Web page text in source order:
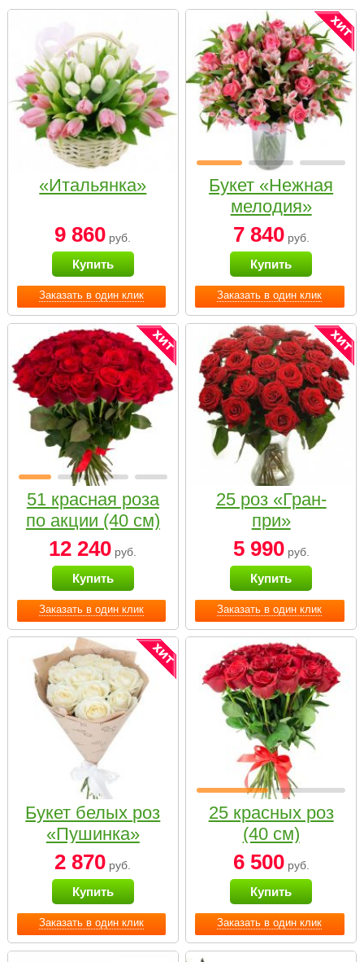
Заказать в один клик
«Итальянка»
9 860 руб.
Купить
Заказать в один клик
Букет «Нежная
мелодия»
7 840руб.
Купить
Заказать в один клик
51 красная роза
по акции (40 см)
12 240 руб.
Купить
Заказать в один клик
25 роз «Гран-
при»
5 990руб.
Купить
Заказать в один клик
Букет белых роз
«Пушинка»
2 870 руб.
Купить
Заказать в один клик
25 красных роз
(40 см)
6 500руб.
Купить